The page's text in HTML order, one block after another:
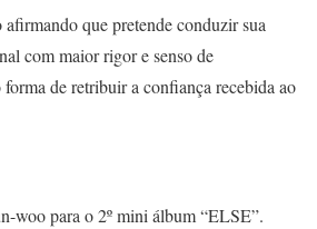
que pretende conduzir sua
com maior rigor e senso de
de retribuir a confiança recebida ao
woo para o 2º mini álbum “ELSE”.